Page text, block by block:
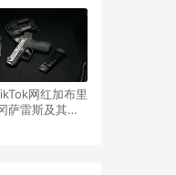
引渡到美国
网红加布里
萨雷斯及其父